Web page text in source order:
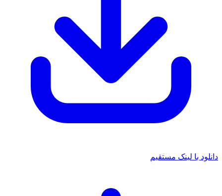
دانلود با لینک مستقیم